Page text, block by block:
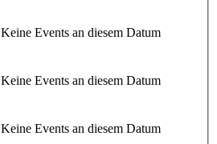
Keine Events an diesem Datum
Keine Events an diesem Datum
Keine Events an diesem Datum